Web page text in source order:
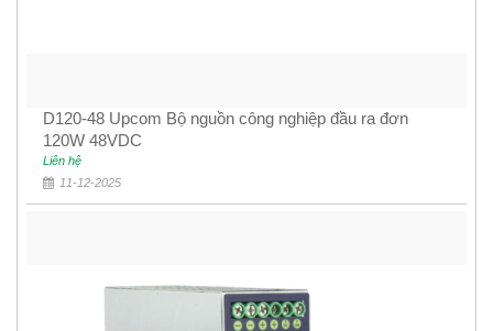
D120-48 Upcom Bộ nguồn công nghiệp đầu ra đơn
120W 48VDC
Liên hệ
11-12-2025